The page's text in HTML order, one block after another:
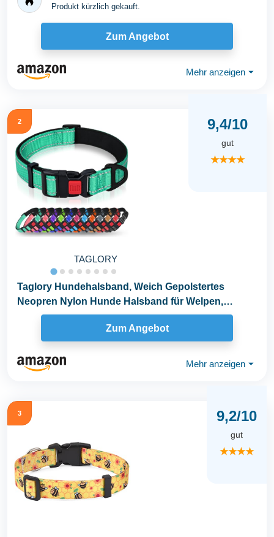
Produkt kürzlich gekauft.
Zum Angebot
Mehr anzeigen ⏷
2
TAGLORY
9,4/10
gut
★★★★
Taglory Hundehalsband, Weich Gepolstertes
Neopren Nylon Hunde Halsband für Welpen,
Verstellbare und...
Zum Angebot
Mehr anzeigen ⏷
3 9,2/10
gut
★★★★